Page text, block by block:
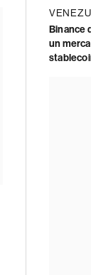
Binance
un